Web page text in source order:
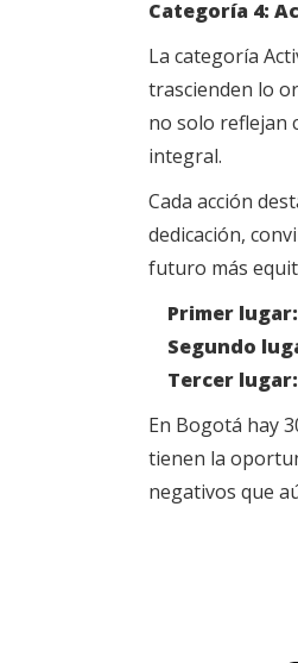
Categoría 4:
La categoría
trascienden lo
no solo reflejan
integral.
Cada acción
dedicación,
futuro más
Primer lugar:
Segundo
Tercer lugar:
En Bogotá hay
tienen la
negativos que